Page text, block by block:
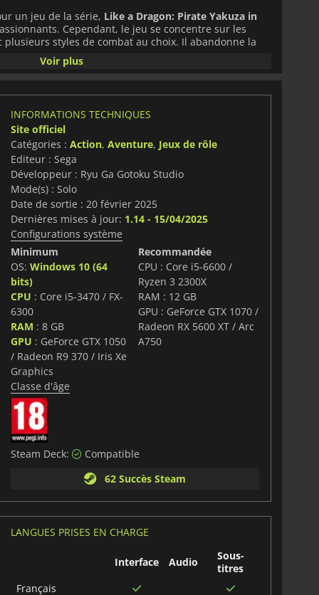
un jeu de la série, Like a Dragon: Pirate Yakuza in
Cependant, le jeu se concentre sur les
plusieurs styles de combat au choix. Il abandonne la
tour par tour pour offrir une expérience de jeu
façon d'explorer l'universYakuzavous attendent
dans l'archipel d'Hawaï. Avec un trésor légendaire
Like a Dragon: Pirate Yakuza in Hawaii
Voir plus
INFORMATIONS TECHNIQUES
Site officiel
Catégories : Action, Aventure, Jeux de rôle
Editeur : Sega
Développeur : Ryu Ga Gotoku Studio
Mode(s) : Solo
Date de sortie : 20 février 2025
Dernières mises à jour: 1.14 - 15/04/2025
Configurations système
Minimum
OS: Windows 10 (64
bits)
CPU : Core i5-3470 / FX-
6300
RAM : 8 GB
GPU : GeForce GTX 1050
/ Radeon R9 370 / Iris Xe
Graphics
Recommandée
CPU : Core i5-6600 /
Ryzen 3 2300X
RAM : 12 GB
GPU : GeForce GTX 1070 /
Radeon RX 5600 XT / Arc
A750
Classe d'âge
Steam Deck:
Compatible
62 Succès Steam
LANGUES PRISES EN CHARGE
Interface Audio
Sous-
titres
Français